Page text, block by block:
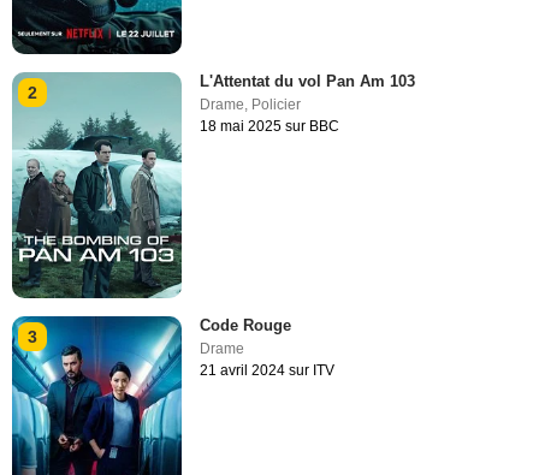
2
L'Attentat du vol Pan Am 103
Drame Policier
18 mai 2025 sur BBC
3
Code Rouge
Drame
21 avril 2024 sur ITV